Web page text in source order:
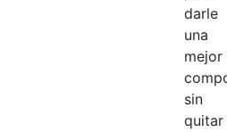
darle
una
mejor
sin
quitar